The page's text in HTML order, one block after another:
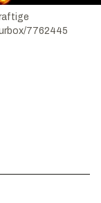
7762445